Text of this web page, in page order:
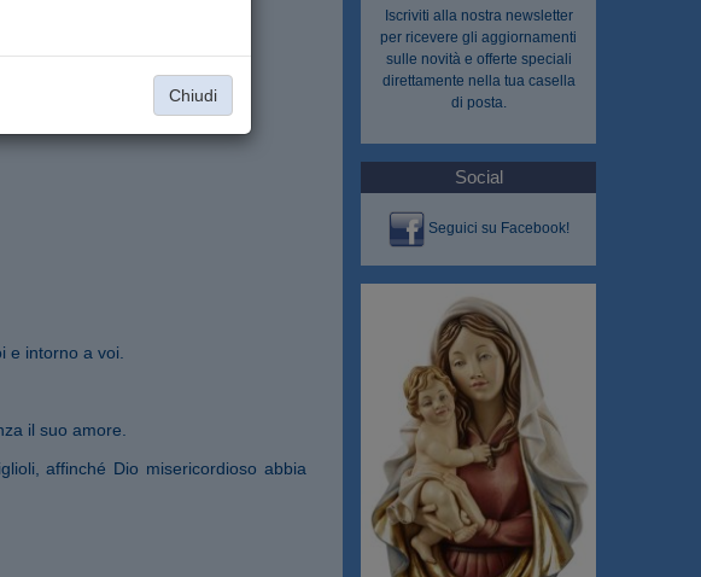
Chiudi
e intorno a voi.
il suo amore.
affinché Dio misericordioso abbia
Iscriviti alla nostra newsletter
per ricevere gli aggiornamenti
sulle novità e offerte speciali
direttamente nella tua casella
di posta.
Social
Seguici su Facebook!